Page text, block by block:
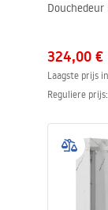
Douchedeur
324,00 €
Laagste prijs
Reguliere prijs: